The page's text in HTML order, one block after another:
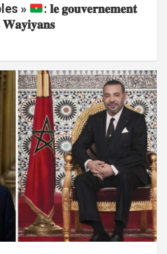
»
: 𝐥𝐞 𝐠𝐨𝐮𝐯𝐞𝐫𝐧𝐞𝐦𝐞𝐧𝐭
𝐖𝐚𝐲𝐢𝐲𝐚𝐧𝐬